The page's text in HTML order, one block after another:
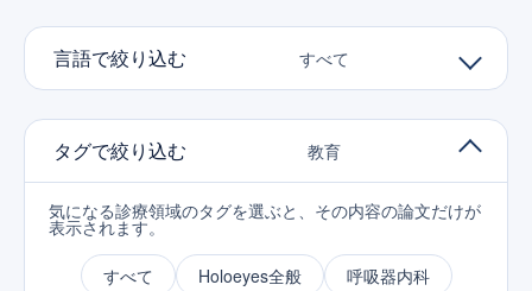
言語で絞り込む すべて
タグで絞り込む 教育
気になる診療領域のタグを選ぶと、その内容の論文だけが
表示されます。
すべて Holoeyes全般
呼吸器内科